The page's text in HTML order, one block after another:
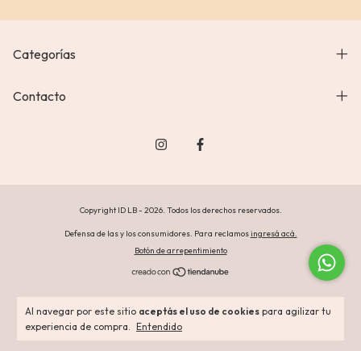
Al navegar por este sitio aceptás el uso de cookies para agilizar tu
experiencia de compra. Entendido
Categorías
Contacto
Copyright ID LB - 2026. Todos los derechos reservados.
Defensa de las y los consumidores. Para reclamosingresá acá.
Botón de arrepentimiento